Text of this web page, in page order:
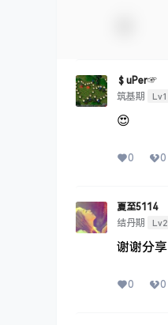
＄uΡer☞
筑基期
Lv1
😍
0 0
夏至5114
结丹期
Lv2
谢谢分享
0 0